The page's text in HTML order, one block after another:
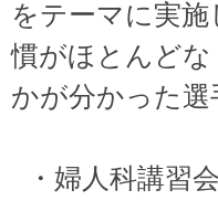
をテーマに実
慣がほとんど
かが分かった選
・婦人科講習